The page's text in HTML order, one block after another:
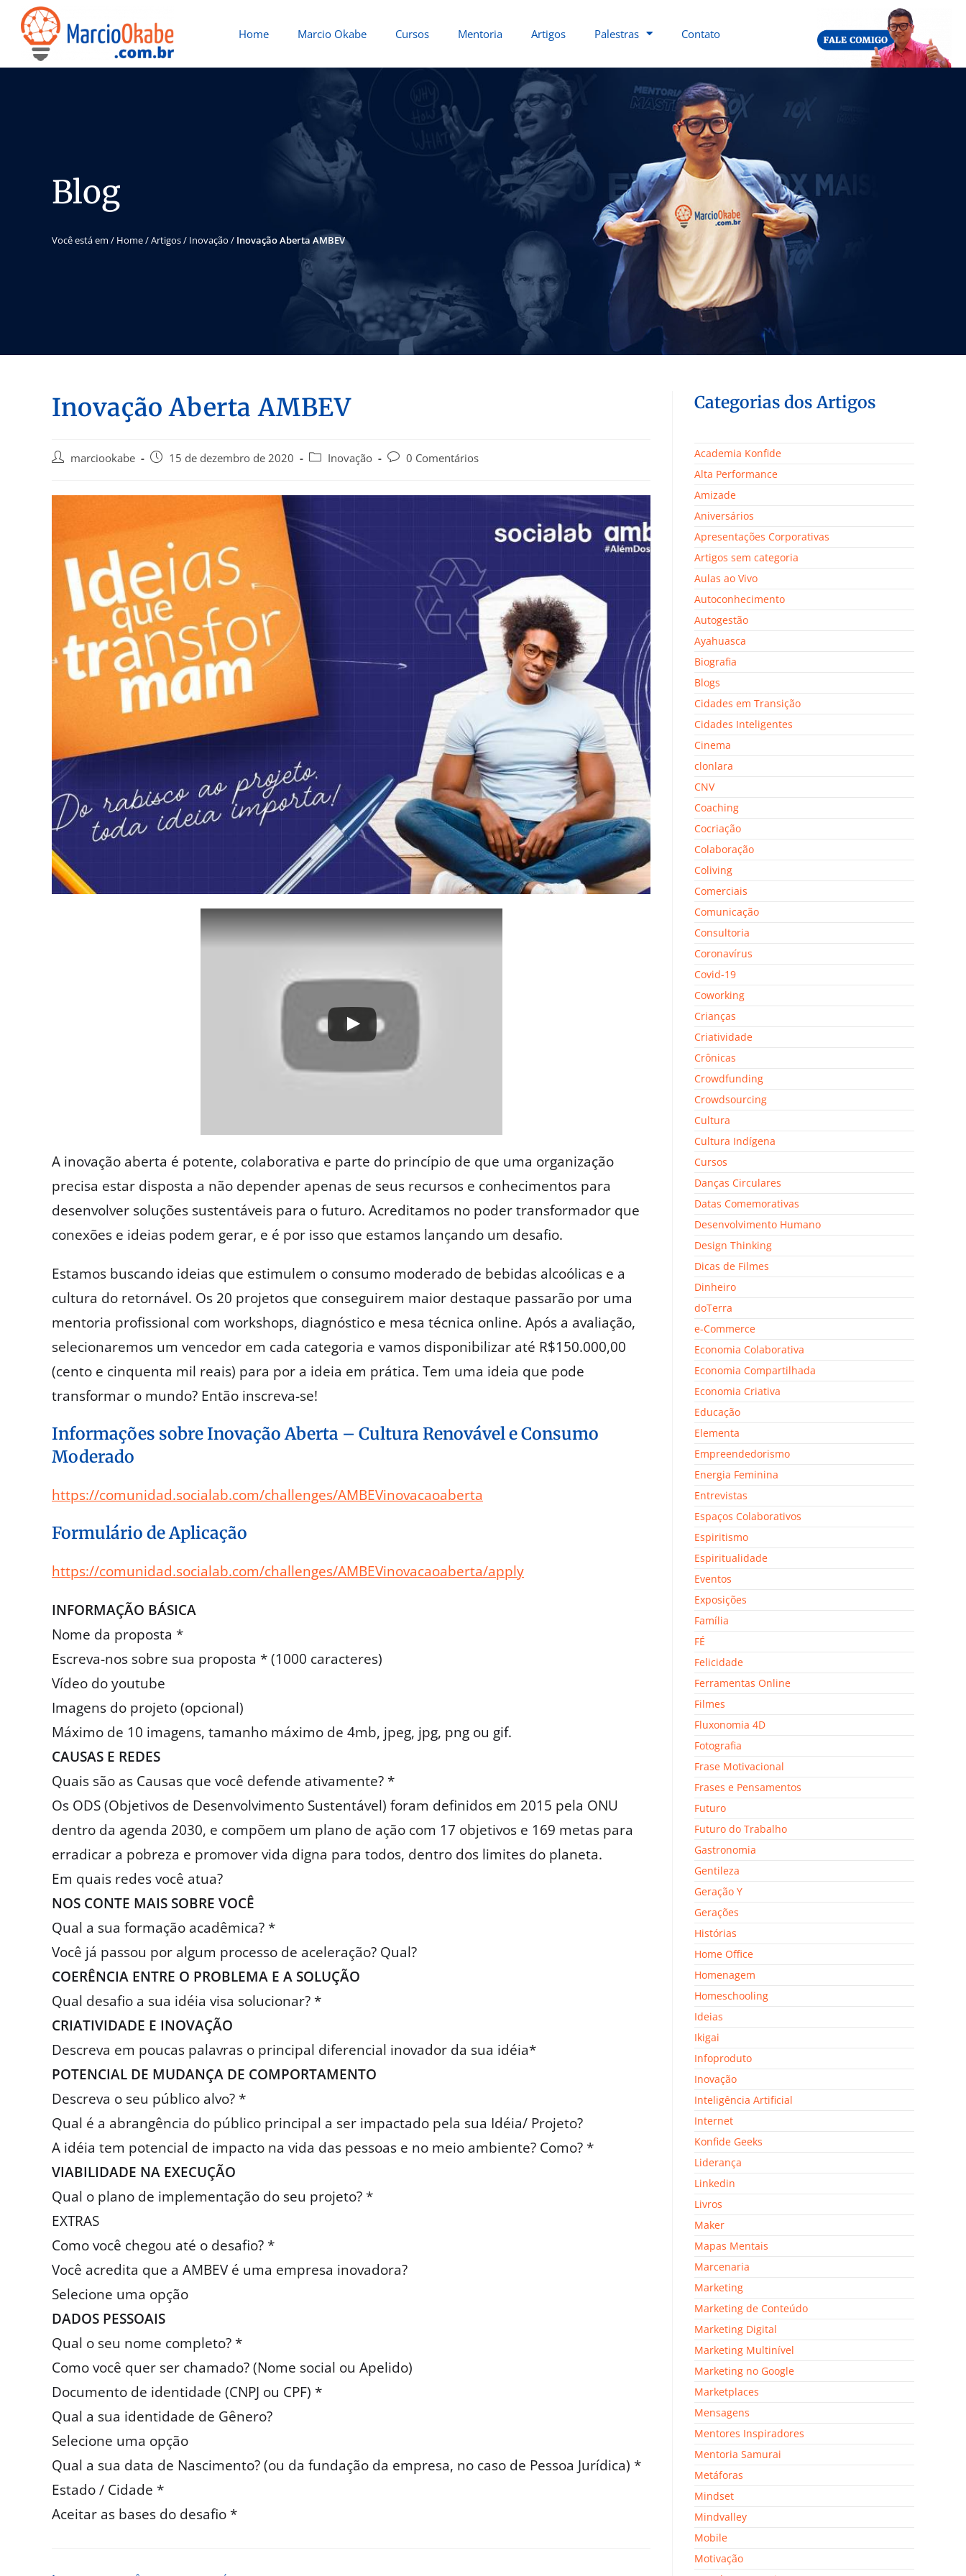
Home Marcio Okabe Cursos Mentoria Artigos Palestras Contato
Blog
Você está em / Home/Artigos/ Inovação / Inovação Aberta AMBEV
Inovação Aberta AMBEV
marciookabe 15 de dezembro de 2020 Inovação 0 Comentários
A inovação aberta é potente, colaborativa e parte do princípio de que uma organização
precisa estar disposta a não depender apenas de seus recursos e conhecimentos para
desenvolver soluções sustentáveis para o futuro. Acreditamos no poder transformador que
conexões e ideias podem gerar, e é por isso que estamos lançando um desafio.
Estamos buscando ideias que estimulem o consumo moderado de bebidas alcoólicas e a
cultura do retornável. Os 20 projetos que conseguirem maior destaque passarão por uma
mentoria profissional com workshops, diagnóstico e mesa técnica online. Após a avaliação,
selecionaremos um vencedor em cada categoria e vamos disponibilizar até R$150.000,00
(cento e cinquenta mil reais) para por a ideia em prática. Tem uma ideia que pode
transformar o mundo? Então inscreva-se!
Informações sobre Inovação Aberta – Cultura Renovável e Consumo
Moderado
https://comunidad.socialab.com/challenges/AMBEVinovacaoaberta
Formulário de Aplicação
https://comunidad.socialab.com/challenges/AMBEVinovacaoaberta/apply
INFORMAÇÃO BÁSICA
Nome da proposta *
Escreva-nos sobre sua proposta * (1000 caracteres)
Vídeo do youtube
Imagens do projeto (opcional)
Máximo de 10 imagens, tamanho máximo de 4mb, jpeg, jpg, png ou gif.
CAUSAS E REDES
Quais são as Causas que você defende ativamente? *
Os ODS (Objetivos de Desenvolvimento Sustentável) foram definidos em 2015 pela ONU
dentro da agenda 2030, e compõem um plano de ação com 17 objetivos e 169 metas para
erradicar a pobreza e promover vida digna para todos, dentro dos limites do planeta.
Em quais redes você atua?
NOS CONTE MAIS SOBRE VOCÊ
Qual a sua formação acadêmica? *
Você já passou por algum processo de aceleração? Qual?
COERÊNCIA ENTRE O PROBLEMA E A SOLUÇÃO
Qual desafio a sua idéia visa solucionar? *
CRIATIVIDADE E INOVAÇÃO
Descreva em poucas palavras o principal diferencial inovador da sua idéia*
POTENCIAL DE MUDANÇA DE COMPORTAMENTO
Descreva o seu público alvo? *
Qual é a abrangência do público principal a ser impactado pela sua Idéia/ Projeto?
A idéia tem potencial de impacto na vida das pessoas e no meio ambiente? Como? *
VIABILIDADE NA EXECUÇÃO
Qual o plano de implementação do seu projeto? *
EXTRAS
Como você chegou até o desafio? *
Você acredita que a AMBEV é uma empresa inovadora?
Selecione uma opção
DADOS PESSOAIS
Qual o seu nome completo? *
Como você quer ser chamado? (Nome social ou Apelido)
Documento de identidade (CNPJ ou CPF) *
Qual a sua identidade de Gênero?
Selecione uma opção
Qual a sua data de Nascimento? (ou da fundação da empresa, no caso de Pessoa Jurídica) *
Estado / Cidade *
Aceitar as bases do desafio *
Categorias dos Artigos
Academia Konfide
Alta Performance
Amizade
Aniversários
Apresentações Corporativas
Artigos sem categoria
Aulas ao Vivo
Autoconhecimento
Autogestão
Ayahuasca
Biografia
Blogs
Cidades em Transição
Cidades Inteligentes
Cinema
clonlara
CNV
Coaching
Cocriação
Colaboração
Coliving
Comerciais
Comunicação
Consultoria
Coronavírus
Covid-19
Coworking
Crianças
Criatividade
Crônicas
Crowdfunding
Crowdsourcing
Cultura
Cultura Indígena
Cursos
Danças Circulares
Datas Comemorativas
Desenvolvimento Humano
Design Thinking
Dicas de Filmes
Dinheiro
doTerra
e-Commerce
Economia Colaborativa
Economia Compartilhada
Economia Criativa
Educação
Elementa
Empreendedorismo
Energia Feminina
Entrevistas
Espaços Colaborativos
Espiritismo
Espiritualidade
Eventos
Exposições
Família
FÉ
Felicidade
Ferramentas Online
Filmes
Fluxonomia 4D
Fotografia
Frase Motivacional
Frases e Pensamentos
Futuro
Futuro do Trabalho
Gastronomia
Gentileza
Geração Y
Gerações
Histórias
Home Office
Homenagem
Homeschooling
Ideias
Ikigai
Infoproduto
Inovação
Inteligência Artificial
Internet
Konfide Geeks
Liderança
Linkedin
Livros
Maker
Mapas Mentais
Marcenaria
Marketing
Marketing de Conteúdo
Marketing Digital
Marketing Multinível
Marketing no Google
Marketplaces
Mensagens
Mentores Inspiradores
Mentoria Samurai
Metáforas
Mindset
Mindvalley
Mobile
Motivação